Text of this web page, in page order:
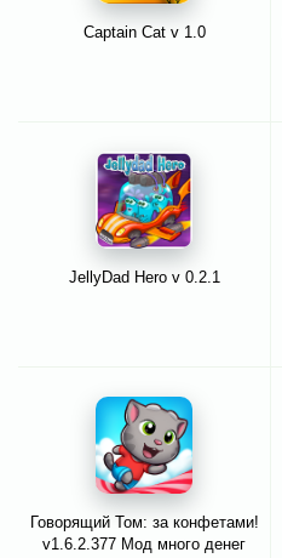
Captain Cat v 1.0
JellyDad Hero v 0.2.1
Говорящий Том: за конфетами!
v1.6.2.377 Мод много денег